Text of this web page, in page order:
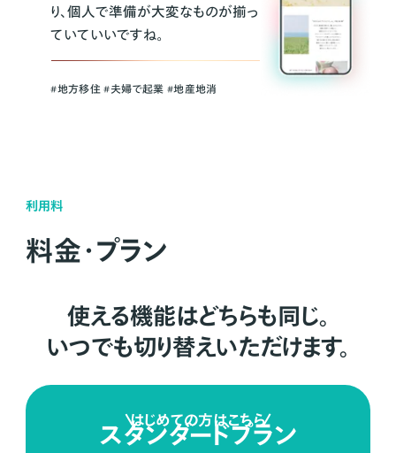
り、個人で準備が大変なものが揃っ
ていていいですね。
#地方移住 #夫婦で起業 #地産地消
利用料
料金・プラン
使える機能はどちらも同じ。
いつでも切り替えいただけます。
はじめての方はこちら
スタンダードプラン